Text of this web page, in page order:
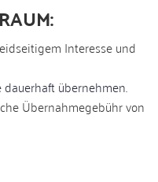
Interesse und
übernehmen.
Übernahmegebühr von